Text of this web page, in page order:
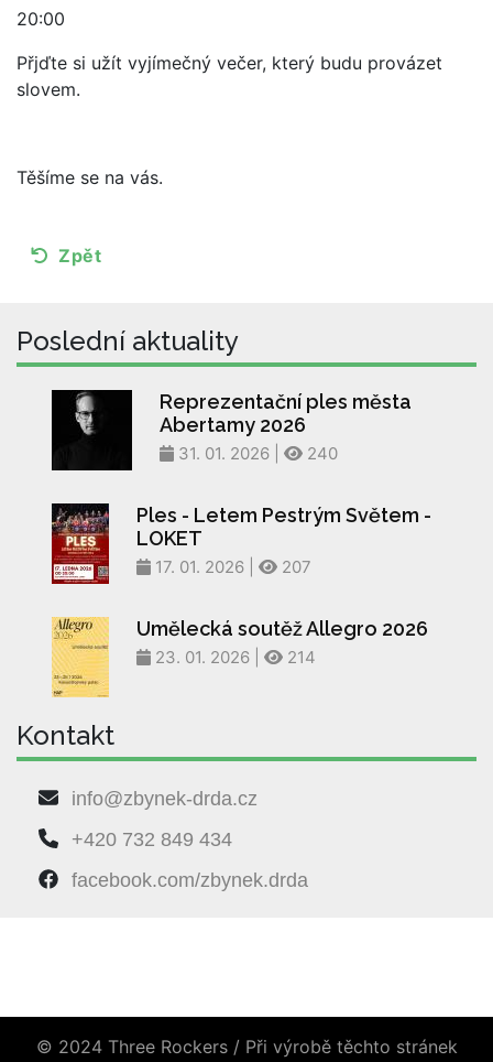
20:00
Přjďte si užít vyjímečný večer, který budu provázet
slovem.
Těšíme se na vás.
Zpět
Poslední aktuality
Reprezentační ples města
Abertamy 2026
31. 01. 2026 | 240
Ples - Letem Pestrým Světem -
LOKET
17. 01. 2026 | 207
Umělecká soutěž Allegro 2026
23. 01. 2026 | 214
Kontakt
info@zbynek-drda.cz
+420 732 849 434
facebook.com/zbynek.drda
© 2024 Three Rockers / Při výrobě těchto stránek